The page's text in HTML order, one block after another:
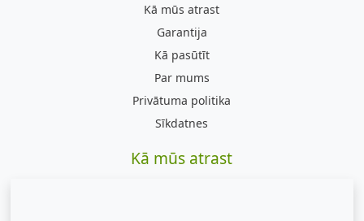
Kā mūs atrast
Garantija
Kā pasūtīt
Par mums
Privātuma politika
Sīkdatnes
Kā mūs atrast